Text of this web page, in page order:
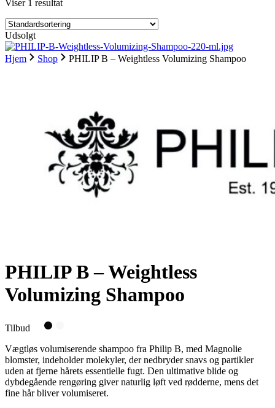
Viser 1 resultat
Udsolgt
Hjem Shop PHILIP B – Weightless Volumizing Shampoo
PHILIP B – Weightless
Volumizing Shampoo
Tilbud
Vægtløs volumiserende shampoo fra Philip B, med Magnolie
blomster, indeholder molekyler, der nedbryder snavs og partikler
uden at fjerne hårets essentielle fugt. Den ultimative blide og
dybdegående rengøring giver naturlig løft ved rødderne, mens det
fine hår bliver volumiseret.